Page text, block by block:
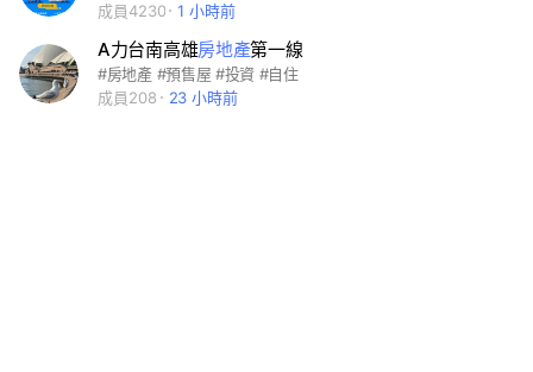
成員4230
1 小時前
A力台南高雄房地產第一線
#房地產 #預售屋 #投資 #自住
成員208
23 小時前